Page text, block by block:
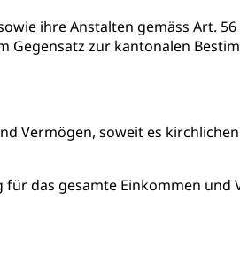
ihre Anstalten gemäss Art.
zur kantonalen
Vermögen, soweit es
das gesamte Einkommen und
Zivilstandsamt, Erben,
Dienstverweigerer,
technische Betriebe, Alarmierung,